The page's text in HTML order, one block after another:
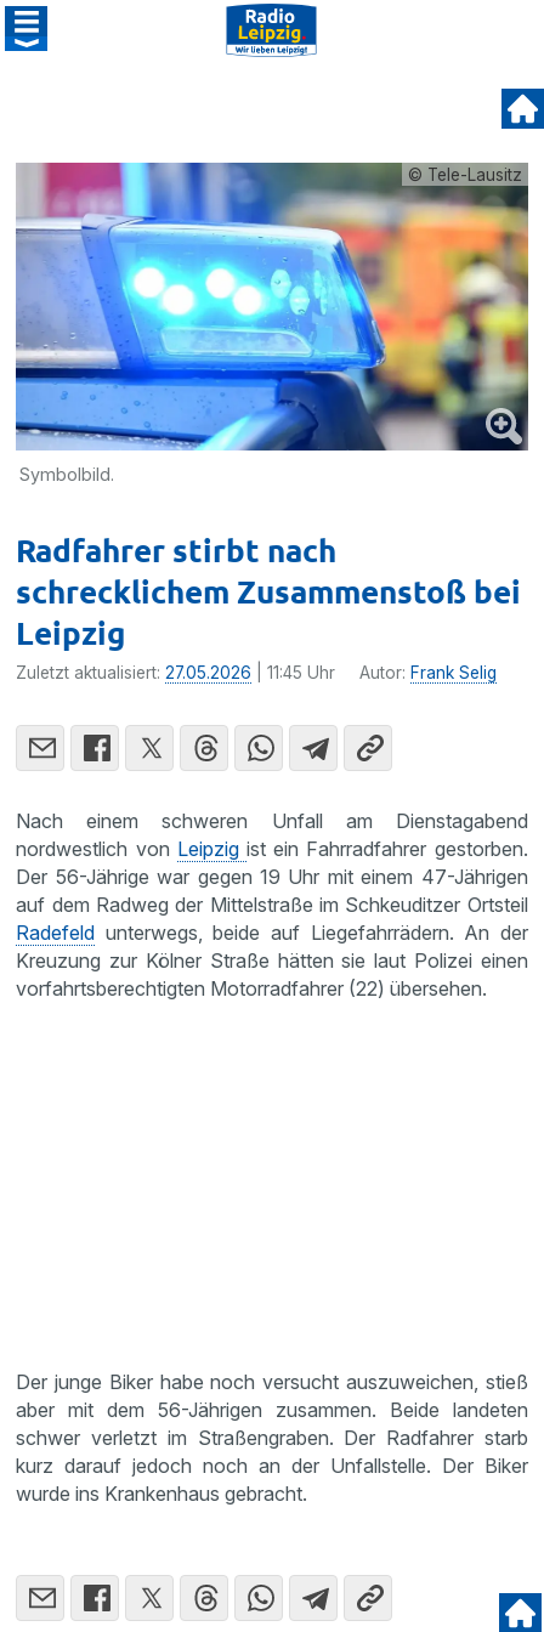
© Tele-Lausitz
Symbolbild.
Radfahrer stirbt nach
schrecklichem Zusammenstoß bei
Leipzig
Zuletzt aktualisiert:27.05.2026 | 11:45 Uhr Autor: Frank Selig
Nach einem schweren Unfall am Dienstagabend
nordwestlich von Leipzig ist ein Fahrradfahrer gestorben.
Der 56-Jährige war gegen 19 Uhr mit einem 47-Jährigen
auf dem Radweg der Mittelstraße im Schkeuditzer Ortsteil
Radefeld unterwegs, beide auf Liegefahrrädern. An der
Kreuzung zur Kölner Straße hätten sie laut Polizei einen
vorfahrtsberechtigten Motorradfahrer (22) übersehen.
Der junge Biker habe noch versucht auszuweichen, stieß
aber mit dem 56-Jährigen zusammen. Beide landeten
schwer verletzt im Straßengraben. Der Radfahrer starb
kurz darauf jedoch noch an der Unfallstelle. Der Biker
wurde ins Krankenhaus gebracht.